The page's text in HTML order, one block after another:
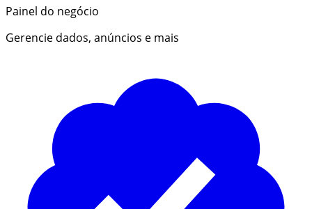
Painel do negócio
Gerencie dados, anúncios e mais